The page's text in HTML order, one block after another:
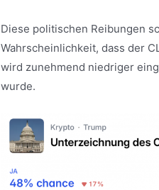
Diese politischen Reibungen
Wahrscheinlichkeit, dass der
wird zunehmend niedriger
wurde.